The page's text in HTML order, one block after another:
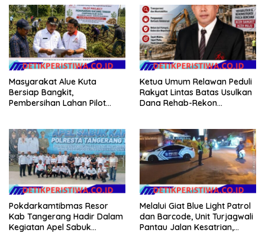
Masyarakat Alue Kuta
Bersiap Bangkit,
Pembersihan Lahan Pilot
Ketua Umum Relawan Peduli
Rakyat Lintas Batas Usulkan
Dana Rehab-Rekon
Pemerintah Pusat
Pokdarkamtibmas Resor
Kab Tangerang Hadir Dalam
Kegiatan Apel Sabuk
Melalui Giat Blue Light Patrol
dan Barcode, Unit Turjagwali
Pantau Jalan Kesatrian,